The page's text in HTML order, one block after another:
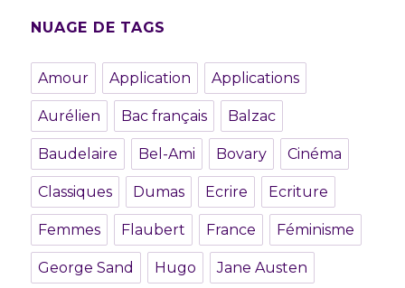
NUAGE DE TAGS
Amour Application Applications
Aurélien Bac français Balzac
Baudelaire Bel-Ami Bovary Cinéma
Classiques Dumas Ecrire Ecriture
Femmes Flaubert France Féminisme
George Sand Hugo Jane Austen